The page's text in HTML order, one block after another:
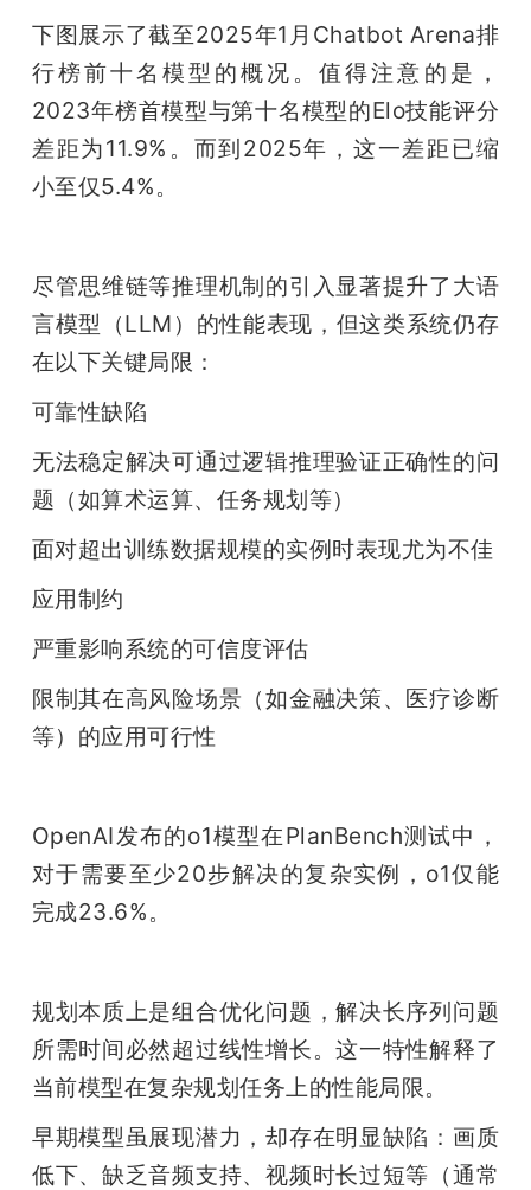
下图展示了截至2025年1月Chatbot Arena排
行榜前十名模型的概况。值得注意的是，
2023年榜首模型与第十名模型的Elo技能评分
差距为11.9%。而到2025年，这一差距已缩
小至仅5.4%。
尽管思维链等推理机制的引入显著提升了大语
言模型（LLM）的性能表现，但这类系统仍存
在以下关键局限：
可靠性缺陷
无法稳定解决可通过逻辑推理验证正确性的问
题（如算术运算、任务规划等）
面对超出训练数据规模的实例时表现尤为不佳
应用制约
严重影响系统的可信度评估
限制其在高风险场景（如金融决策、医疗诊断
等）的应用可行性
OpenAI发布的o1模型在PlanBench测试中，
对于需要至少20步解决的复杂实例，o1仅能
完成23.6%。
规划本质上是组合优化问题，解决长序列问题
所需时间必然超过线性增长。这一特性解释了
当前模型在复杂规划任务上的性能局限。
早期模型虽展现潜力，却存在明显缺陷：画质
低下、缺乏音频支持、视频时长过短等（通常